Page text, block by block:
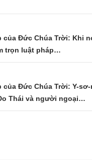
của Đức Chúa Trời: Khi
trọn luật pháp…
của Đức Chúa Trời: Y-
Thái và người ngoại…